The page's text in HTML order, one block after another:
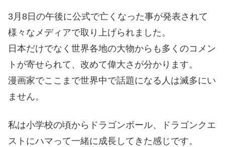
3月8日の午後に公式で亡くなった事が発表されて
様々なメディアで取り上げられました。
日本だけでなく世界各地の大物からも多くのコメン
トが寄せられて、改めて偉大さが分かります。
漫画家でここまで世界中で話題になる人は滅多にい
ません。
私は小学校の頃からドラゴンボール、ドラゴンクエ
ストにハマって一緒に成長してきた感じです。